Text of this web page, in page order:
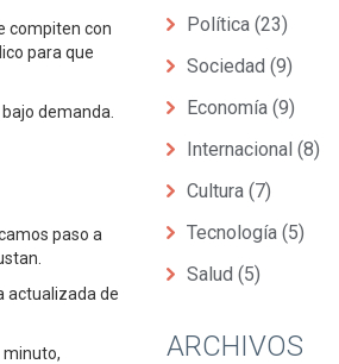
compiten con
para que
demanda.
paso a
actualizada de
minuto,
Política (23)
Sociedad (9)
Economía (9)
Internacional (8)
Cultura (7)
Tecnología (5)
Salud (5)
ARCHIVOS